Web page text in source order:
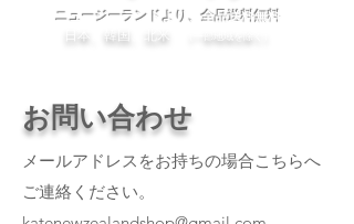
ニュージーランドより、全品送料無料
日本、韓国、北米
（一部地域を除く）
お問い合わせ
メールアドレスをお持ちの場合こちらへ
ご連絡ください。